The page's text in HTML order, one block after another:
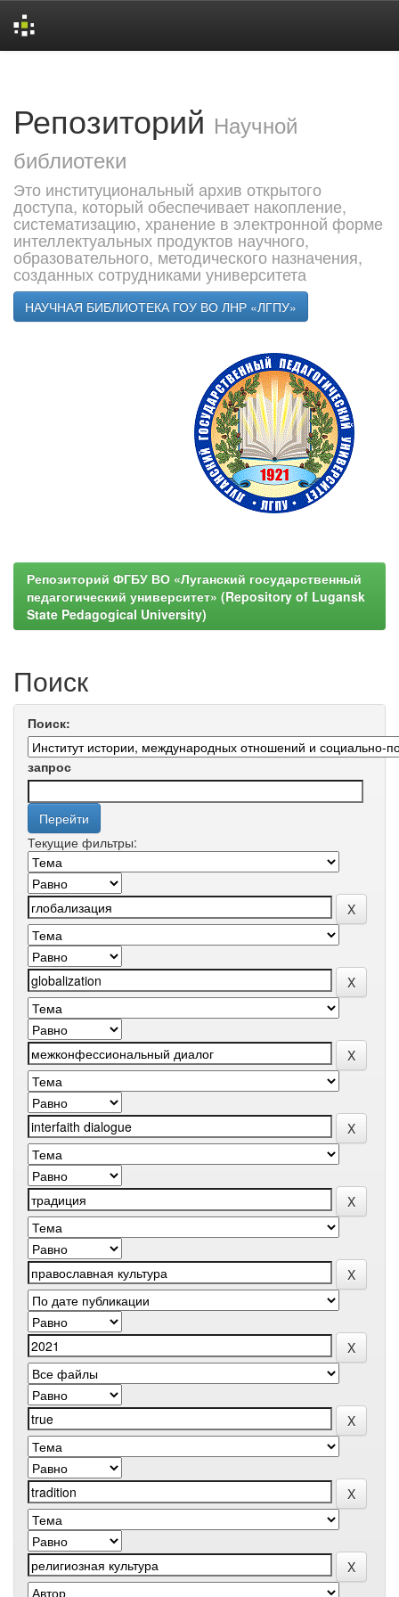
Репозиторий Научной
библиотеки
Это институциональный архив открытого
доступа, который обеспечивает накопление,
систематизацию, хранение в электронной форме
интеллектуальных продуктов научного,
образовательного, методического назначения,
созданных сотрудниками университета
НАУЧНАЯ БИБЛИОТЕКА ГОУ ВО ЛНР «ЛГПУ»
Репозиторий ФГБУ ВО «Луганский государственный
педагогический университет» (Repository of Lugansk
State Pedagogical University)
Поиск
Поиск:
запрос
Текущие фильтры: